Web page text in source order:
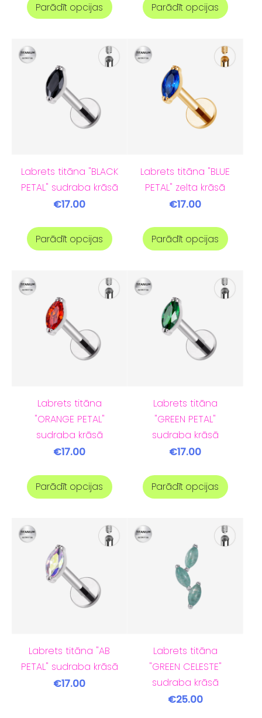
Parādīt opcijas Parādīt opcijas
Labrets titāna "BLACK
PETAL" sudraba krāsā
€17.00
Parādīt opcijas
Labrets titāna "BLUE
PETAL" zelta krāsā
€17.00
Parādīt opcijas
Labrets titāna
"ORANGE PETAL"
sudraba krāsā
€17.00
Parādīt opcijas
Labrets titāna
"GREEN PETAL"
sudraba krāsā
€17.00
Parādīt opcijas
Labrets titāna "AB
PETAL" sudraba krāsā
€17.00
Labrets titāna
"GREEN CELESTE"
sudraba krāsā
€25.00